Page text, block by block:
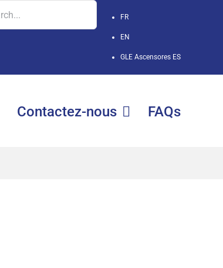
FR
EN
GLE Ascensores ES
Contactez-nous FAQs